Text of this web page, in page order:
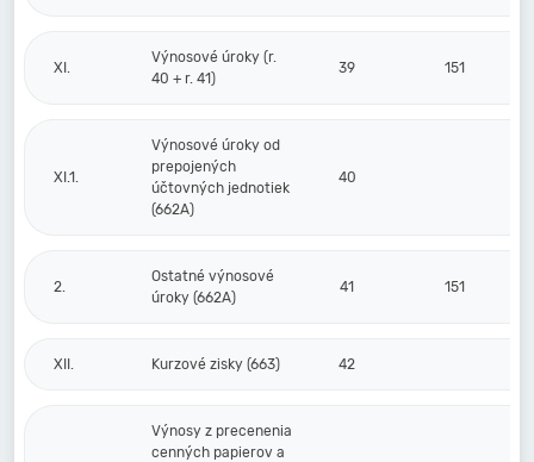
XI.
Výnosové úroky (r.
40 + r. 41)
39 151
XI.1.
Výnosové úroky od
prepojených
účtovných jednotiek
(662A)
40
2.
Ostatné výnosové
úroky (662A)
41 151
XII. Kurzové zisky (663) 42
Výnosy z precenenia
cenných papierov a